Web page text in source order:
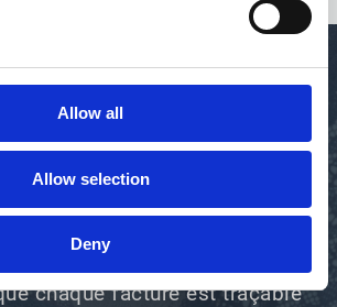
Allow all
Allow selection
Deny
condition préalable est
; Esker on Demand offre
et précision en
chaque facture est traçable